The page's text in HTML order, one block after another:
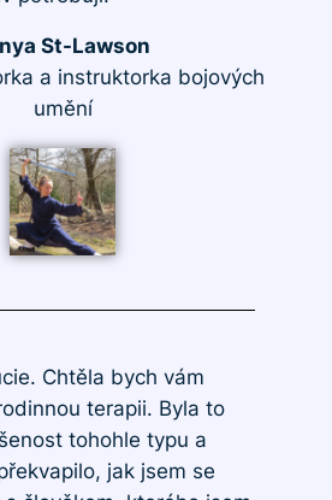
St-Lawson
a instruktorka bojových
umění
Chtěla bych vám
terapii. Byla to
tohohle typu a
jak jsem se